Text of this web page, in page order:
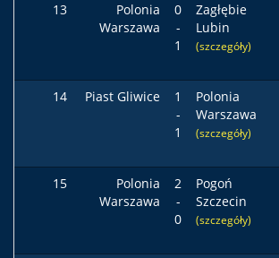
13
Polonia
Warszawa
0
-
1
Zagłębie
Lubin
(szczegóły)
14 Piast Gliwice
1
-
1
Polonia
Warszawa
(szczegóły)
15
Polonia
Warszawa
2
-
0
Pogoń
Szczecin
(szczegóły)